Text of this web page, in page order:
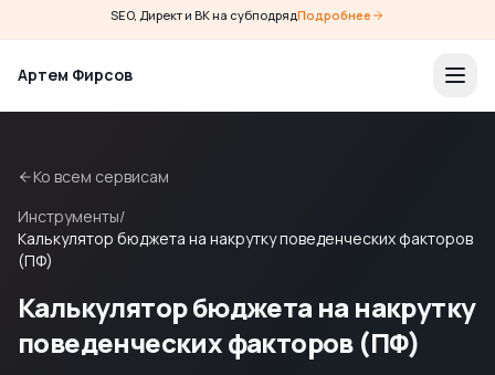
SEO, Директ и ВК на субподрядПодробнее
Артем Фирсов
Ко всем сервисам
Инструменты/
Калькулятор бюджета на накрутку поведенческих факторов
(ПФ)
Калькулятор бюджета на накрутку
поведенческих факторов (ПФ)